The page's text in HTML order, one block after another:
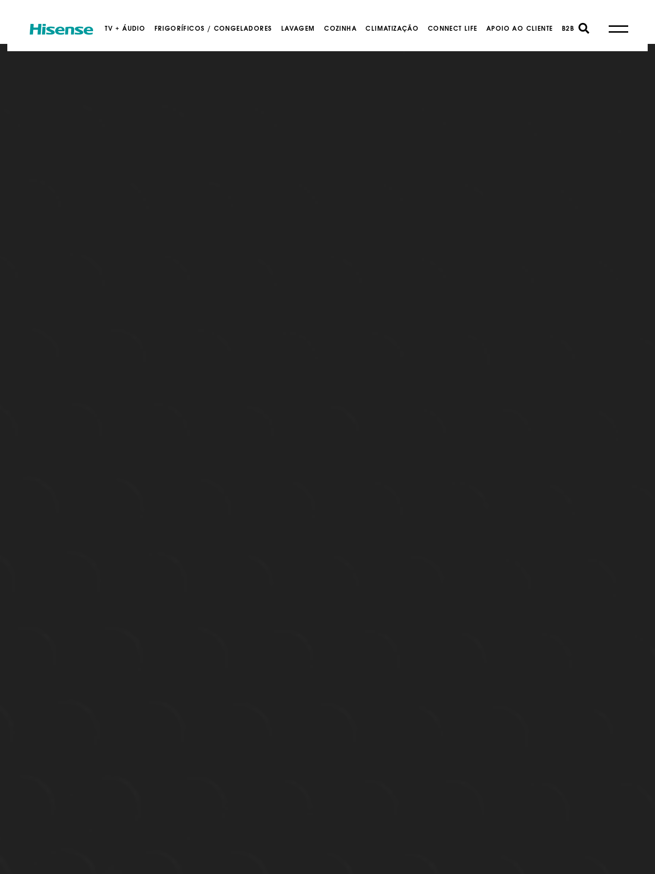
TV + ÁUDIO FRIGORÍFICOS / CONGELADORES LAVAGEM COZINHA CLIMATIZAÇÃO CONNECT LIFE APOIO AO CLIENTE B2B